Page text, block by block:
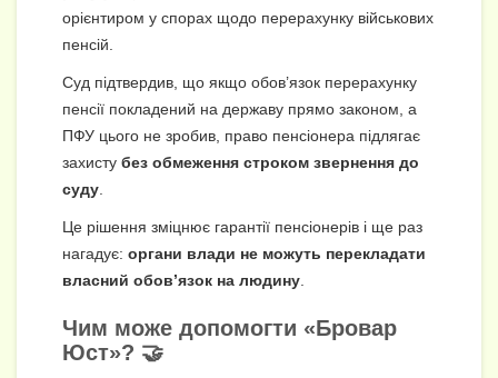
орієнтиром у спорах щодо перерахунку військових
пенсій.
Суд підтвердив, що якщо обов’язок перерахунку
пенсії покладений на державу прямо законом, а
ПФУ цього не зробив, право пенсіонера підлягає
захисту без обмеження строком звернення до
суду
Це рішення зміцнює гарантії пенсіонерів і ще раз
нагадує: органи влади не можуть перекладати
власний обов’язок на людину
Чим може допомогти «Бровар
Юст»? 🤝